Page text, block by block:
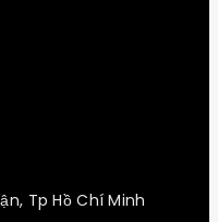
Tp Hồ Chí Minh